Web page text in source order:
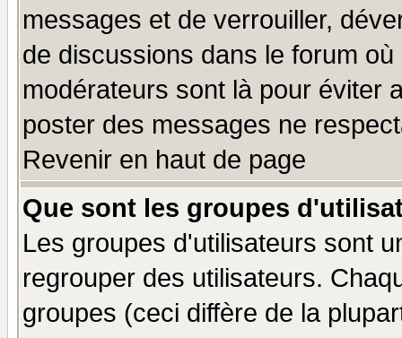
messages et de verrouiller,
de discussions dans le forum
modérateurs sont là pour éviter
poster des messages ne
Revenir en haut de page
Que sont les groupes
Les groupes d'utilisateurs sont
regrouper des utilisateurs.
groupes (ceci diffère de la